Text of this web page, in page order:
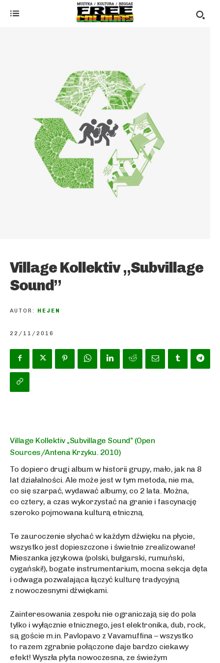
Village Kollektiv „Subvillage
Sound”
AUTOR: HEJEN
22/11/2016
Village Kollektiv „Subvillage Sound” (Open
Sources/Antena Krzyku. 2010)
To dopiero drugi album w historii grupy, mało, jak na 8
lat działalności. Ale może jest w tym metoda, nie ma,
co się szarpać, wydawać albumy, co 2 lata. Można,
co cztery, a czas wykorzystać na granie i fascynację
szeroko pojmowana kulturą etniczną.
Te zauroczenie słychać w każdym dźwięku na płycie,
wszystko jest dopieszczone i świetnie zrealizowane!
Mieszanka językowa (polski, bułgarski, rumuński,
cygański!), bogate instrumentarium, mocna sekcja dęta
i odwaga pozwalająca łączyć kulturę tradycyjną
z nowoczesnymi dźwiękami.
Zainteresowania zespołu nie ograniczają się do pola
tylko i wyłącznie etnicznego, jest elektronika, dub, rock,
są goście m.in. Pavlopavo z Vavamuffina – wszystko
to razem zgrabnie połączone daje bardzo ciekawy
efekt! Wyszła płyta nowoczesna, ze świeżym